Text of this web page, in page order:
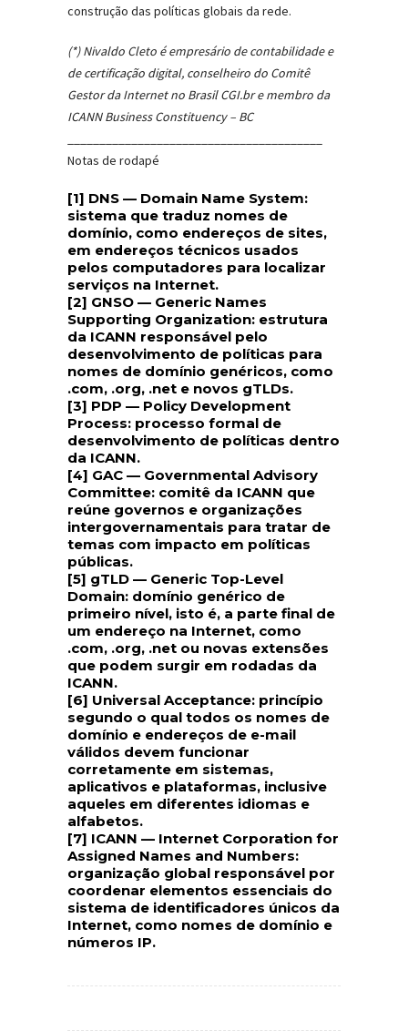
construção das políticas globais da rede.
(*) Nivaldo Cleto é empresário de contabilidade e
de certificação digital, conselheiro do Comitê
Gestor da Internet no Brasil CGI.br e membro da
ICANN Business Constituency – BC
Notas de rodapé
[1] DNS — Domain Name System:
sistema que traduz nomes de
domínio, como endereços de sites,
em endereços técnicos usados
pelos computadores para localizar
serviços na Internet.
[2] GNSO — Generic Names
Supporting Organization: estrutura
da ICANN responsável pelo
desenvolvimento de políticas para
nomes de domínio genéricos, como
.com, .org, .net e novos gTLDs.
[3] PDP — Policy Development
Process: processo formal de
desenvolvimento de políticas dentro
da ICANN.
[4] GAC — Governmental Advisory
Committee: comitê da ICANN que
reúne governos e organizações
intergovernamentais para tratar de
temas com impacto em políticas
públicas.
[5] gTLD — Generic Top-Level
Domain: domínio genérico de
primeiro nível, isto é, a parte final de
um endereço na Internet, como
.com, .org, .net ou novas extensões
que podem surgir em rodadas da
ICANN.
[6] Universal Acceptance: princípio
segundo o qual todos os nomes de
domínio e endereços de e-mail
válidos devem funcionar
corretamente em sistemas,
aplicativos e plataformas, inclusive
aqueles em diferentes idiomas e
alfabetos.
[7] ICANN — Internet Corporation for
Assigned Names and Numbers:
organização global responsável por
coordenar elementos essenciais do
sistema de identificadores únicos da
Internet, como nomes de domínio e
números IP.